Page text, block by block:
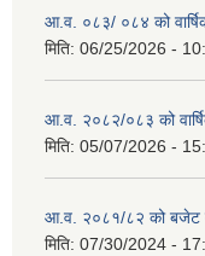
आ.व. ०८३/ ०८४ को
मिति: 06/25/2026 -
आ.व. २०८२/०८३ को
मिति: 05/07/2026 -
आ.व. २०८१/८२ को बजेट
मिति: 07/30/2024 -